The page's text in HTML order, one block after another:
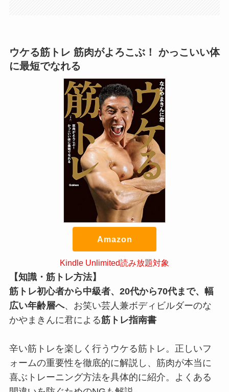
ウケる筋トレ 筋肉がよろこぶ！ かっこいい体
に最短でなれる
Amazon
Kindle Unlimited読み放題対象
【知識・筋トレ方法】
筋トレ初心者から中級者、20代から70代まで、幅
広い年齢層へ、お笑い芸人兼ボディビルダーのな
かやまきんに君による筋トレ指南書
辛い筋トレを楽しく行うウケる筋トレ。正しいフ
ォームの重要性を徹底的に解説し、筋肉が本当に
喜ぶトレーニング方法を具体的に紹介。よくある